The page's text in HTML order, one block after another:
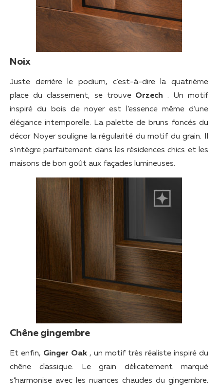
Noix
Juste derrière le podium, c’est-à-dire la quatrième
place du classement, se trouve Orzech . Un motif
inspiré du bois de noyer est l’essence même d’une
élégance intemporelle. La palette de bruns foncés du
décor Noyer souligne la régularité du motif du grain. Il
s’intègre parfaitement dans les résidences chics et les
maisons de bon goût aux façades lumineuses.
Chêne gingembre
Et enfin, Ginger Oak , un motif très réaliste inspiré du
chêne classique. Le grain délicatement marqué
s’harmonise avec les nuances chaudes du gingembre.